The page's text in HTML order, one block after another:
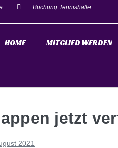
Buchung Tennishalle
HOME MITGLIED WERDEN
jetzt
2021